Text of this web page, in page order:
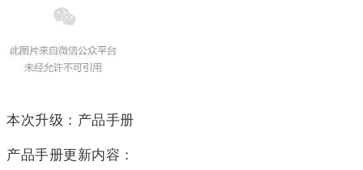
本次升级： 产品手册
产品手册更新内容：